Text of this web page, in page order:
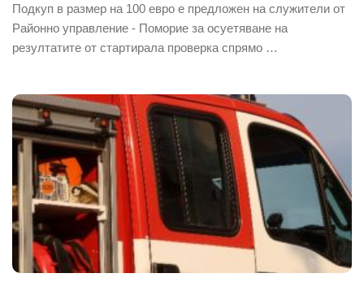
Подкуп в размер на 100 евро е предложен на служители от
Районно управление - Поморие за осуетяване на
резултатите от стартирала проверка спрямо …